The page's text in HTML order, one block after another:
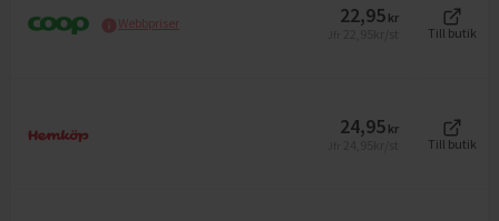
Webbpriser 22,95 kr
Till butik
24,95 kr
Till butik